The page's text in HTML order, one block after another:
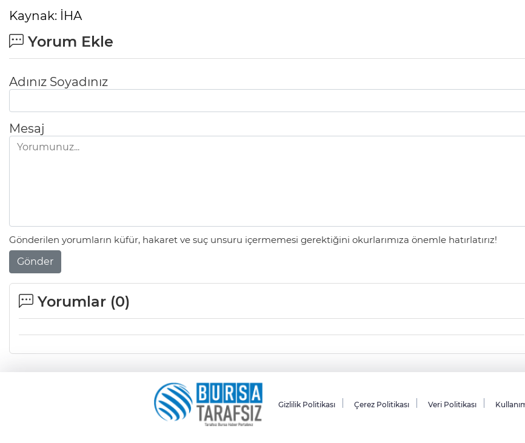
Kaynak: İHA
Yorum Ekle
Adınız Soyadınız
Mesaj
Gönderilen yorumların küfür, hakaret ve suç unsuru içermemesi gerektiğini okurlarımıza önemle hatırlatırız!
Gönder
Yorumlar (0)
Gizlilik Politikası Çerez Politikası Veri Politikası